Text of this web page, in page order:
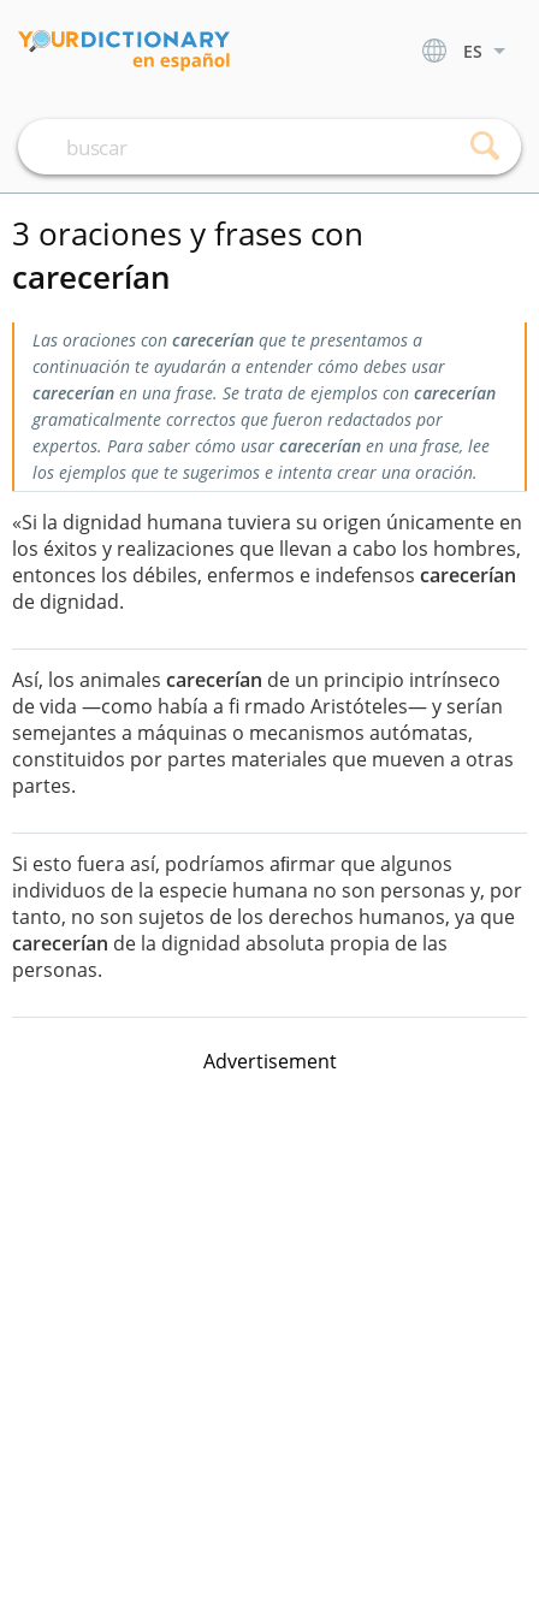
ES
3 oraciones y frases con
carecerían
Las oraciones con carecerían que te presentamos a
continuación te ayudarán a entender cómo debes usar
carecerían en una frase. Se trata de ejemplos con carecerían
gramaticalmente correctos que fueron redactados por
expertos. Para saber cómo usar carecerían en una frase, lee
los ejemplos que te sugerimos e intenta crear una oración.
«Si la dignidad humana tuviera su origen únicamente en
los éxitos y realizaciones que llevan a cabo los hombres,
entonces los débiles, enfermos e indefensos carecerían
de dignidad.
Así, los animales carecerían de un principio intrínseco
de vida —como había a fi rmado Aristóteles— y serían
semejantes a máquinas o mecanismos autómatas,
constituidos por partes materiales que mueven a otras
partes.
Si esto fuera así, podríamos aﬁrmar que algunos
individuos de la especie humana no son personas y, por
tanto, no son sujetos de los derechos humanos, ya que
carecerían de la dignidad absoluta propia de las
personas.
Advertisement